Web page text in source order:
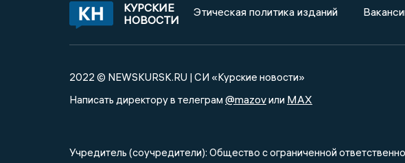
КУРСКИЕ
НОВОСТИ
Этическая политика изданий
2022 © NEWSKURSK.RU | СИ «Курские новости»
Написать директору в телеграм @mazovили MAX
Учредитель (соучредители): Общество с ограниченной